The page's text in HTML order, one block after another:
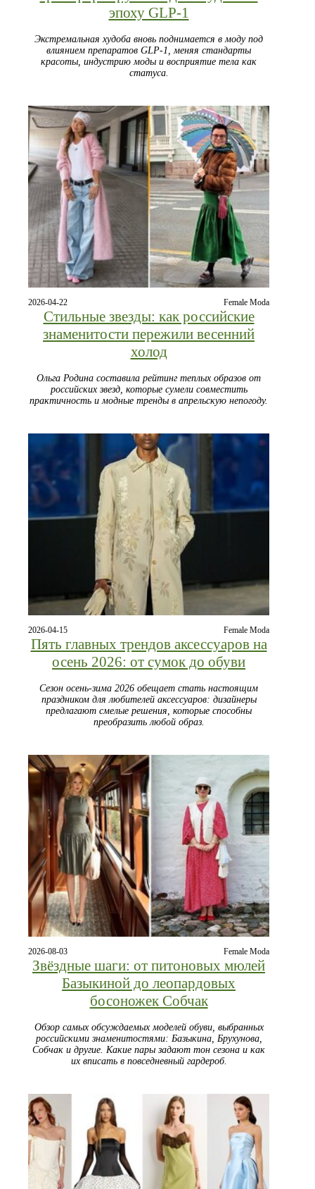
эпоху GLP‑1
Экстремальная худоба вновь поднимается в моду под
влиянием препаратов GLP‑1, меняя стандарты
красоты, индустрию моды и восприятие тела как
статуса.
2026-04-22 Female Moda
Стильные звезды: как российские
знаменитости пережили весенний
холод
Ольга Родина составила рейтинг теплых образов от
российских звезд, которые сумели совместить
практичность и модные тренды в апрельскую непогоду.
2026-04-15 Female Moda
Пять главных трендов аксессуаров на
осень 2026: от сумок до обуви
Сезон осень-зима 2026 обещает стать настоящим
праздником для любителей аксессуаров: дизайнеры
предлагают смелые решения, которые способны
преобразить любой образ.
2026-08-03 Female Moda
Звёздные шаги: от питоновых мюлей
Базыкиной до леопардовых
босоножек Собчак
Обзор самых обсуждаемых моделей обуви, выбранных
российскими знаменитостями: Базыкина, Брухунова,
Собчак и другие. Какие пары задают тон сезона и как
их вписать в повседневный гардероб.